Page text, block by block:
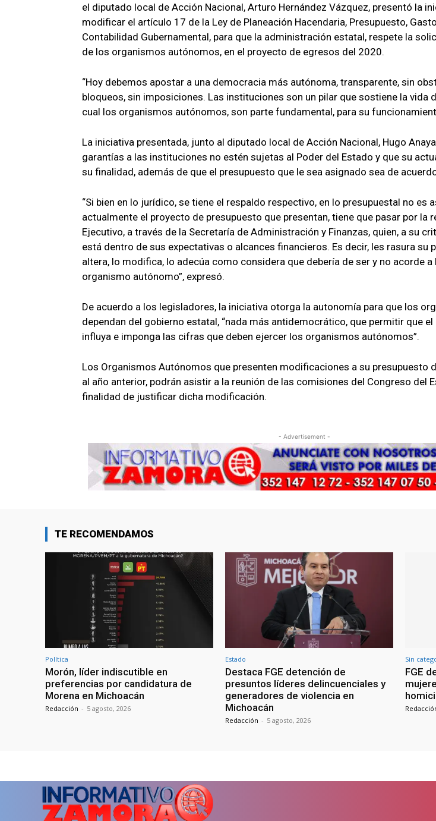
el diputado local de Acción Nacional, Arturo Hernández Vázquez, presentó la
modificar el artículo 17 de la Ley de Planeación Hacendaria, Presupuesto,
Contabilidad Gubernamental, para que la administración estatal, respete la
de los organismos autónomos, en el proyecto de egresos del 2020.
“Hoy debemos apostar a una democracia más autónoma, transparente, sin
bloqueos, sin imposiciones. Las instituciones son un pilar que sostiene la vida
cual los organismos autónomos, son parte fundamental, para su
La iniciativa presentada, junto al diputado local de Acción Nacional, Hugo
garantías a las instituciones no estén sujetas al Poder del Estado y que su
su finalidad, además de que el presupuesto que le sea asignado sea de
“Si bien en lo jurídico, se tiene el respaldo respectivo, en lo presupuestal no es
actualmente el proyecto de presupuesto que presentan, tiene que pasar por la
Ejecutivo, a través de la Secretaría de Administración y Finanzas, quien, a su
está dentro de sus expectativas o alcances financieros. Es decir, les rasura su
altera, lo modifica, lo adecúa como considera que debería de ser y no acorde a
organismo autónomo”, expresó.
De acuerdo a los legisladores, la iniciativa otorga la autonomía para que los
dependan del gobierno estatal, “nada más antidemocrático, que permitir que el
influya e imponga las cifras que deben ejercer los organismos autónomos”.
Los Organismos Autónomos que presenten modificaciones a su presupuesto
al año anterior, podrán asistir a la reunión de las comisiones del Congreso del
finalidad de justificar dicha modificación.
- Advertisement -
TE RECOMENDAMOS
Política
Morón, líder indiscutible en
preferencias por candidatura de
Morena en Michoacán
Redacción - 5 agosto, 2026
Estado
Destaca FGE detención de
presuntos líderes delincuenciales y
generadores de violencia en
Michoacán
Redacción - 5 agosto, 2026
Sin
FGE